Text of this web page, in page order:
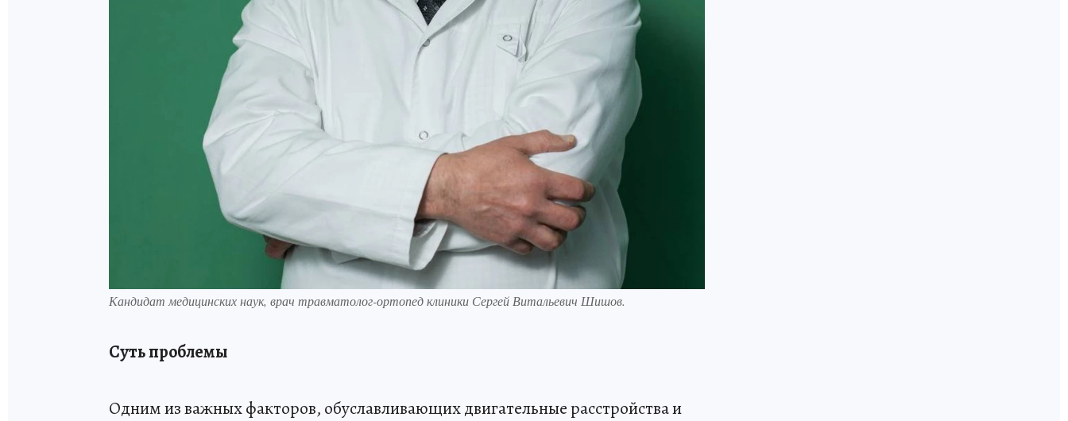
Кандидат медицинских наук, врач травматолог-ортопед клиники Сергей Витальевич Шишов.
Суть проблемы
Одним из важных факторов, обуславливающих двигательные расстройства и